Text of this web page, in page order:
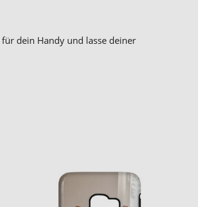
dein Handy und lasse deiner